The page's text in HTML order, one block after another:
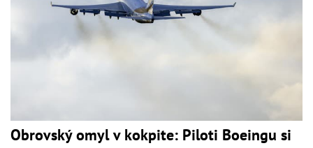
Obrovský omyl v kokpite: Piloti Boeingu si